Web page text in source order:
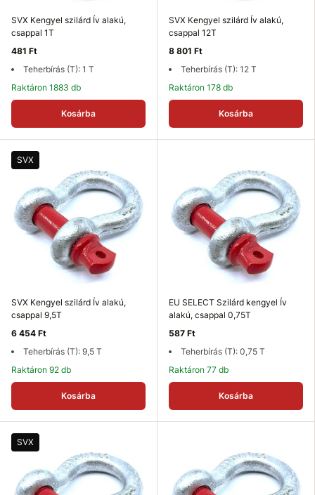
SVX Kengyel szilárd Ív alakú,
csappal 1T
481 Ft
Teherbírás (T): 1 T
Raktáron 1883 db
Kosárba
SVX Kengyel szilárd Ív alakú,
csappal 12T
8 801 Ft
Teherbírás (T): 12 T
Raktáron 178 db
Kosárba
SVX
SVX Kengyel szilárd Ív alakú,
csappal 9,5T
6 454 Ft
Teherbírás (T): 9,5 T
Raktáron 92 db
Kosárba
EU SELECT Szilárd kengyel Ív
alakú, csappal 0,75T
587 Ft
Teherbírás (T): 0,75 T
Raktáron 77 db
Kosárba
SVX